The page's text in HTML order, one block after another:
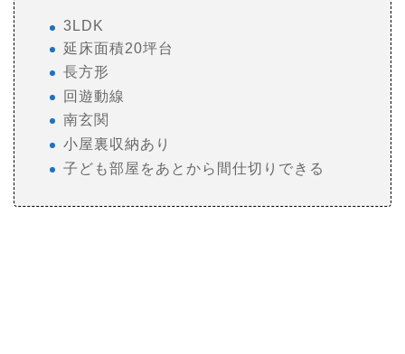
3LDK
延床面積20坪台
長方形
回遊動線
南玄関
小屋裏収納あり
子ども部屋をあとから間仕切りできる